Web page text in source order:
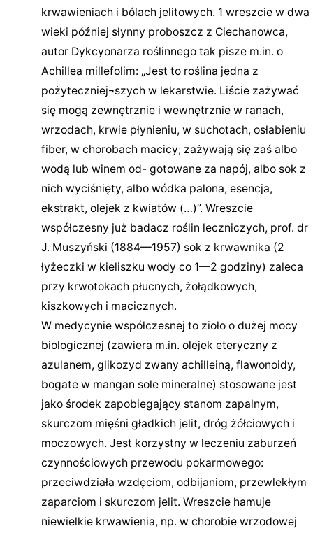
krwawieniach i bólach jelitowych. 1 wreszcie w dwa
wieki później słynny proboszcz z Ciechanowca,
autor Dykcyonarza roślinnego tak pisze m.in. o
Achillea millefolim: „Jest to roślina jedna z
pożyteczniej¬szych w lekarstwie. Liście zażywać
się mogą zewnętrznie i wewnętrznie w ranach,
wrzodach, krwie płynieniu, w suchotach, osłabieniu
fiber, w chorobach macicy; zażywają się zaś albo
wodą lub winem od- gotowane za napój, albo sok z
nich wyciśnięty, albo wódka palona, esencja,
ekstrakt, olejek z kwiatów (…)”. Wreszcie
współczesny już badacz roślin leczniczych, prof. dr
J. Muszyński (1884—1957) sok z krwawnika (2
łyżeczki w kieliszku wody co 1—2 godziny) zaleca
przy krwotokach płucnych, żołądkowych,
kiszkowych i macicznych.
W medycynie współczesnej to zioło o dużej mocy
biologicznej (zawiera m.in. olejek eteryczny z
azulanem, glikozyd zwany achilleiną, flawonoidy,
bogate w mangan sole mineralne) stosowane jest
jako środek zapobiegający stanom zapalnym,
skurczom mięśni gładkich jelit, dróg żółciowych i
moczowych. Jest korzystny w leczeniu zaburzeń
czynnościowych przewodu pokarmowego:
przeciwdziała wzdęciom, odbijaniom, przewlekłym
zaparciom i skurczom jelit. Wreszcie hamuje
niewielkie krwawienia, np. w chorobie wrzodowej